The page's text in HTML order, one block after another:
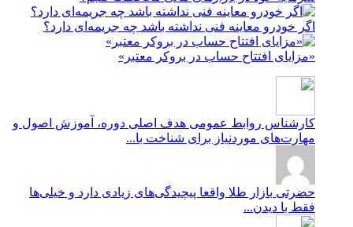
اگر خودرو معاینه فنی نداشته باشد چه جریمه‌ای دارد؟
«مزایای افتتاح حساب در بروکر معتبر»
کارشناس روابط عمومی هدف اصلی دوره، آموزش اصول و
مهارت‌های موردنیاز برای شناخت با...
حضرتی بازار طلا واقعا پیچیدگی‌های زیادی دارد و خیلی‌ها
فقط با دیدن...